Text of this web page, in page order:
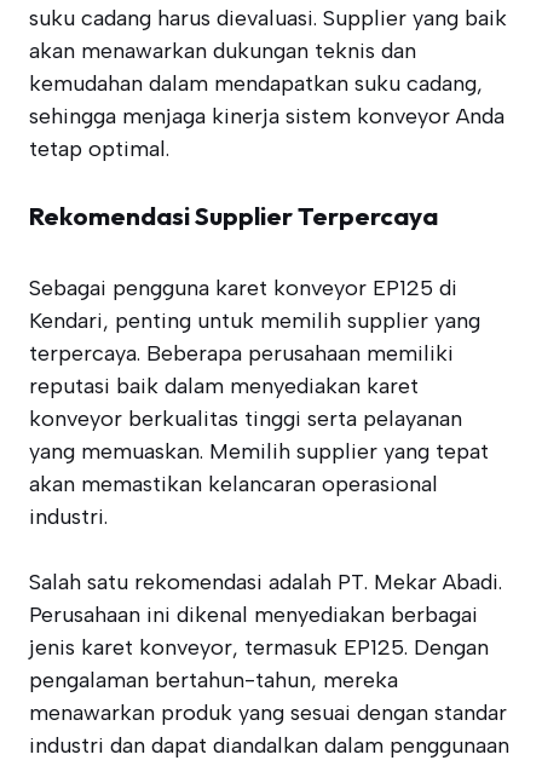
suku cadang harus dievaluasi. Supplier yang baik
akan menawarkan dukungan teknis dan
kemudahan dalam mendapatkan suku cadang,
sehingga menjaga kinerja sistem konveyor Anda
tetap optimal.
Rekomendasi Supplier Terpercaya
Sebagai pengguna karet konveyor EP125 di
Kendari, penting untuk memilih supplier yang
terpercaya. Beberapa perusahaan memiliki
reputasi baik dalam menyediakan karet
konveyor berkualitas tinggi serta pelayanan
yang memuaskan. Memilih supplier yang tepat
akan memastikan kelancaran operasional
industri.
Salah satu rekomendasi adalah PT. Mekar Abadi.
Perusahaan ini dikenal menyediakan berbagai
jenis karet konveyor, termasuk EP125. Dengan
pengalaman bertahun-tahun, mereka
menawarkan produk yang sesuai dengan standar
industri dan dapat diandalkan dalam penggunaan